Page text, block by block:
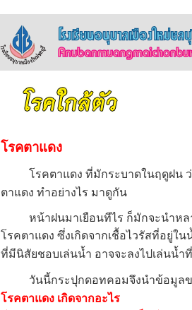
โรคตาแดง
โรคตาแดง ที่มักระบาดในฤดูฝน ว่า
ตาแดง ทำอย่างไร มาดูกัน
หน้าฝนมาเยือนทีไร ก็มักจะนำหลา
โรคตาแดง ซึ่งเกิดจากเชื้อไวรัสที่อยู่ใ
ที่มีนิสัยชอบเล่นน้ำ อาจจะลงไปเล่นน้ำ
วันนี้กระปุกดอทคอมจึงนำข้อมูลของ
โรคตาแดง เกิดจากอะไร